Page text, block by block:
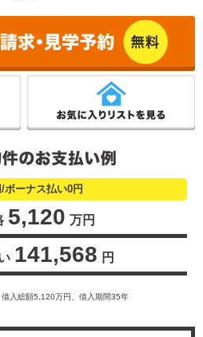
ボーナス払い0円
5,120 万円
141,568 円
入総額5,120万円、借入期間35年